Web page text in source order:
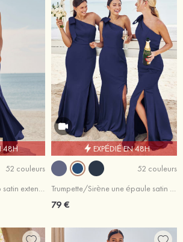
48H
52 couleurs
Trumpette/Sirène scoop satin extensible ras du sol robe de demoiselle d'honneur
EXPÉDIÉ EN 48H
52 couleurs
Trumpette/Sirène une épaule satin extensible ras du sol robe de demoiselle d'honneur
79 €